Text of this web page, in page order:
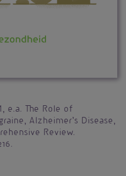
e.a. The Role of
Alzheimer’s Disease,
Review.